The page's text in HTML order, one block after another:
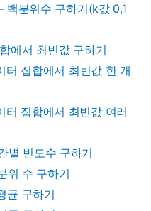
백분위수 구하기(k값 0,1
에서 최빈값 구하기
터 집합에서 최빈값 한 개
터 집합에서 최빈값 여러
별 빈도수 구하기
위 수 구하기
균 구하기